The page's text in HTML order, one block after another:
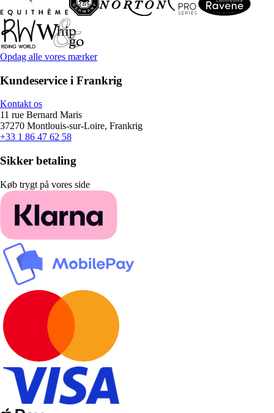
Opdag alle vores mærker
Kundeservice i Frankrig
Kontakt os
11 rue Bernard Maris
37270 Montlouis-sur-Loire, Frankrig
+33 1 86 47 62 58
Sikker betaling
Køb trygt på vores side